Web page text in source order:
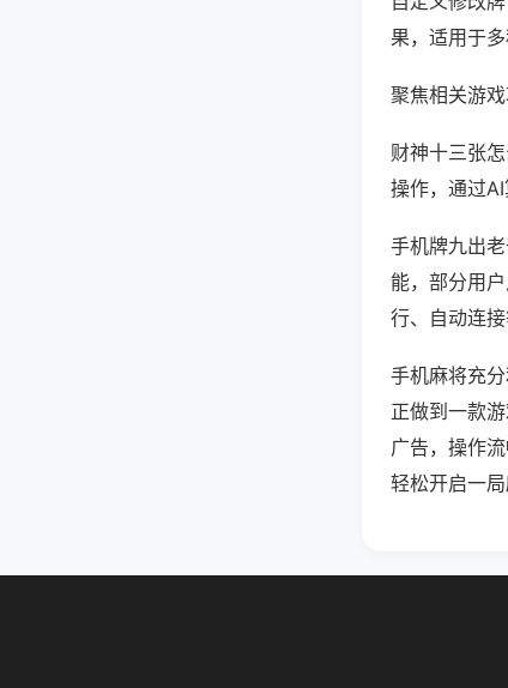
果，适用于
聚焦相关游戏
财神十三张
操作，通过AI
手机牌九出
能，部分用
行、自动连接
手机麻将充
正做到一款
广告，操作
轻松开启一局